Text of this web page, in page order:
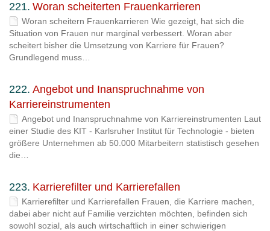
221. Woran scheiterten Frauenkarrieren
Woran scheitern Frauenkarrieren Wie gezeigt, hat sich die
Situation von Frauen nur marginal verbessert. Woran aber
scheitert bisher die Umsetzung von Karriere für Frauen?
Grundlegend muss…
222. Angebot und Inanspruchnahme von
Karriereinstrumenten
Angebot und Inanspruchnahme von Karriereinstrumenten Laut
einer Studie des KIT - Karlsruher Institut für Technologie - bieten
größere Unternehmen ab 50.000 Mitarbeitern statistisch gesehen
die…
223. Karrierefilter und Karrierefallen
Karrierefilter und Karrierefallen Frauen, die Karriere machen,
dabei aber nicht auf Familie verzichten möchten, befinden sich
sowohl sozial, als auch wirtschaftlich in einer schwierigen